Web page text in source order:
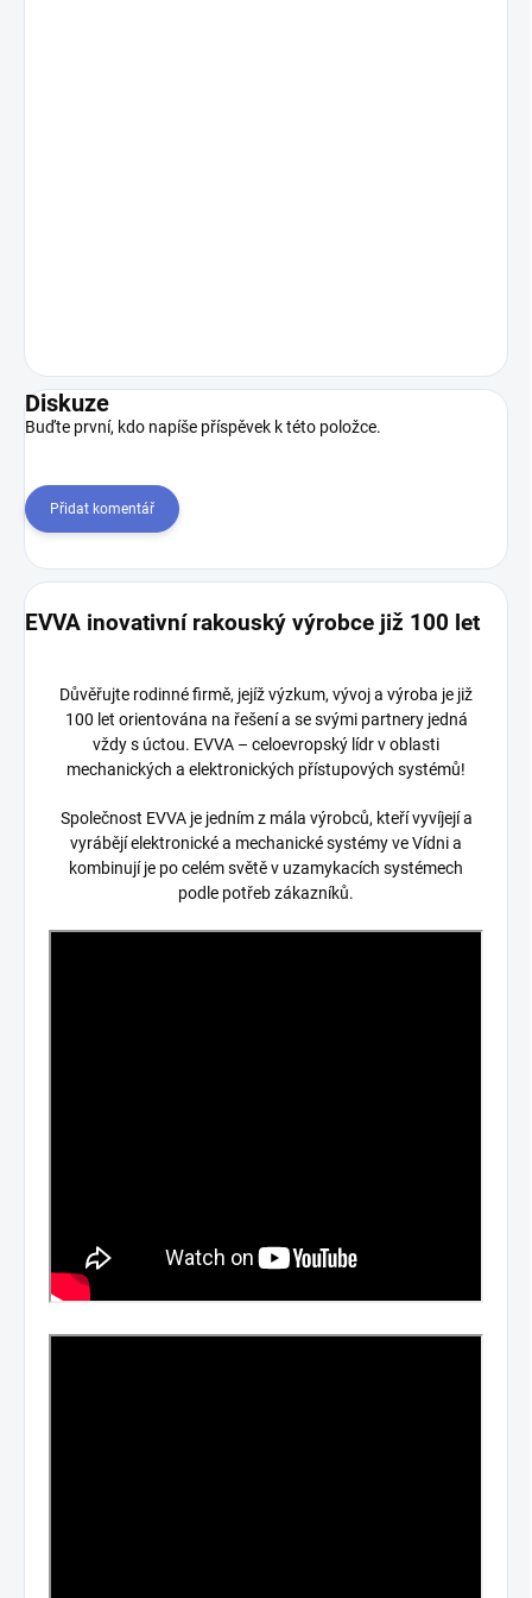
Diskuze
Buďte první, kdo napíše příspěvek k této položce.
Přidat komentář
EVVA inovativní rakouský výrobce již 100 let
Důvěřujte rodinné firmě, jejíž výzkum, vývoj a výroba je již
100 let orientována na řešení a se svými partnery jedná
vždy s úctou. EVVA – celoevropský lídr v oblasti
mechanických a elektronických přístupových systémů!
Společnost EVVA je jedním z mála výrobců, kteří vyvíjejí a
vyrábějí elektronické a mechanické systémy ve Vídni a
kombinují je po celém světě v uzamykacích systémech
podle potřeb zákazníků.